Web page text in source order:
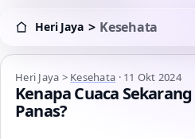
Heri Jaya > Kesehata
Heri Jaya > Kesehata
Heri Jaya > Kesehata · 11 Okt 2024
Kenapa Cuaca
Panas?